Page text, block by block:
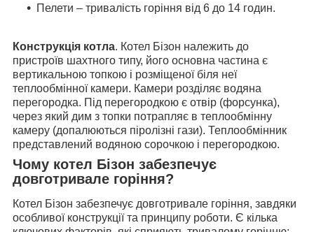
Пелети – тривалість горіння від 6 до 14 годин.
Конструкція котла. Котел Бізон належить до
пристроїв шахтного типу, його основна частина є
вертикальною топкою і розміщеної біля неї
теплообмінної камери. Камери розділяє водяна
перегородка. Під перегородкою є отвір (форсунка),
через який дим з топки потрапляє в теплообмінну
камеру (допалюються піролізні гази). Теплообмінник
представлений водяною сорочкою і перегородкою.
Чому котел Бізон забезпечує
довготривале горіння?
Котел Бізон забезпечує довготривале горіння, завдяки
особливої конструкції та принципу роботи. Є кілька